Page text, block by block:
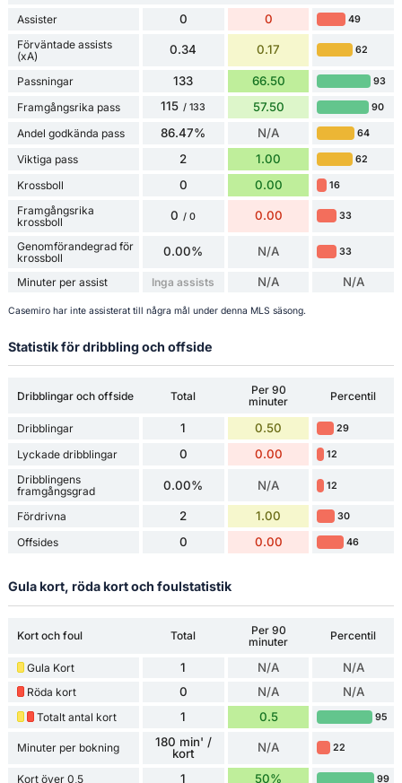
Assister 0 0 49
Förväntade assists
(xA)
0.34 0.17 62
Passningar 133 66.50 93
Framgångsrika pass 115 / 133 57.50 90
Andel godkända pass 86.47% N/A 64
Viktiga pass 2 1.00 62
Krossboll 0 0.00 16
Framgångsrika
krossboll
0 / 0 0.00 33
Genomförandegrad för
krossboll
0.00% N/A 33
Minuter per assist Inga assists N/A N/A
Casemiro har inte assisterat till några mål under denna MLS säsong.
Statistik för dribbling och offside
Dribblingar och offside Total
Per 90
minuter
Percentil
Dribblingar 1 0.50 29
Lyckade dribblingar 0 0.00 12
Dribblingens
framgångsgrad
0.00% N/A 12
Fördrivna 2 1.00 30
Offsides 0 0.00 46
Gula kort, röda kort och foulstatistik
Kort och foul Total
Per 90
minuter
Percentil
Gula Kort 1 N/A N/A
Röda kort 0 N/A N/A
Totalt antal kort 1 0.5 95
Minuter per bokning
180 min' /
kort
N/A 22
Kort över 0,5 1 50% 99